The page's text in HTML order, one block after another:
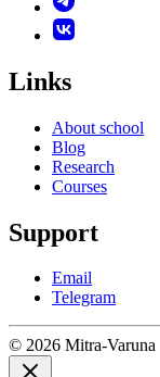
Links
About school
Blog
Research
Courses
Support
Email
Telegram
© 2026 Mitra-Varuna